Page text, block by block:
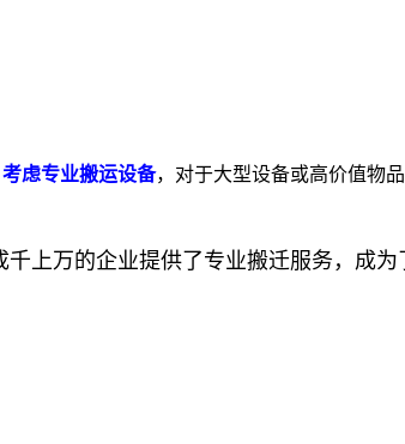
考虑专业搬运设备，对于大型设备或高价值物
上万的企业提供了专业搬迁服务，成为